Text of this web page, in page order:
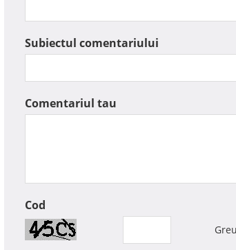
Subiectul comentariului
Comentariul tau
Cod